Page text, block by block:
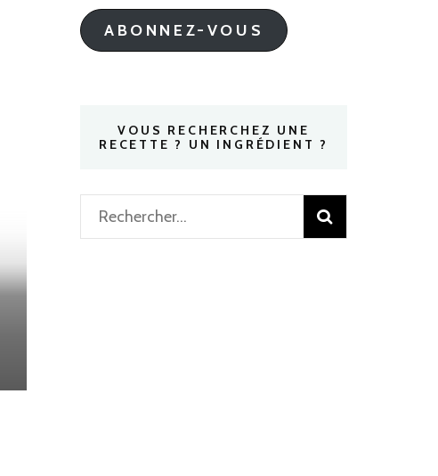
mail
ABONNEZ-VOUS
VOUS RECHERCHEZ UNE
RECETTE ? UN INGRÉDIENT ?
Rechercher :